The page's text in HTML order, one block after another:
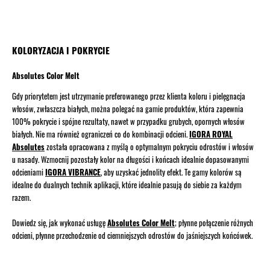
KOLORYZACJA I POKRYCIE
Absolutes Color Melt
Gdy priorytetem jest utrzymanie preferowanego przez klienta koloru i pielęgnacja
włosów, zwłaszcza białych, można polegać na gamie produktów, która zapewnia
100% pokrycie i spójne rezultaty, nawet w przypadku grubych, opornych włosów
białych. Nie ma również ograniczeń co do kombinacji odcieni.IGORA ROYAL
Absoluteszostała opracowana z myślą o optymalnym pokryciu odrostów i włosów
u nasady. Wzmocnij pozostały kolor na długości i końcach idealnie dopasowanymi
odcieniamiIGORA VIBRANCE, aby uzyskać jednolity efekt. Te gamy kolorów są
idealne do dualnych technik aplikacji, które idealnie pasują do siebie za każdym
razem.
Dowiedz się, jak wykonać usługęAbsolutes Color Melt; płynne połączenie różnych
odcieni, płynne przechodzenie od ciemniejszych odrostów do jaśniejszych końcówek.